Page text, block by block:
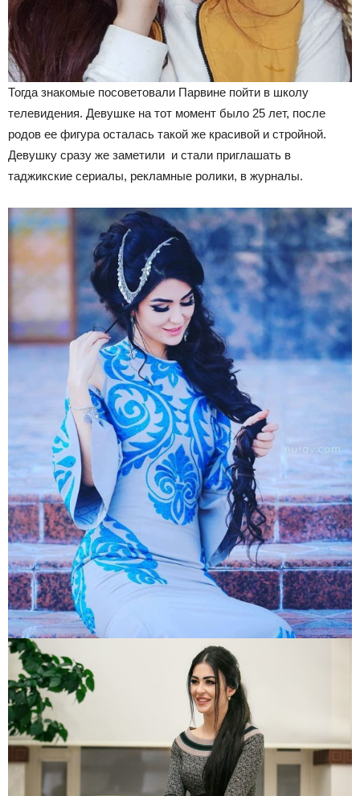
Тогда знакомые посоветовали Парвине пойти в школу
телевидения. Девушке на тот момент было 25 лет, после
родов ее фигура осталась такой же красивой и стройной.
Девушку сразу же заметили и стали приглашать в
таджикские сериалы, рекламные ролики, в журналы.